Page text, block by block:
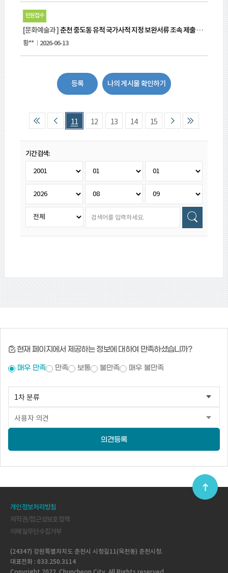
민원접수
[문화예술과 ] 춘천 중도동 유적 국가사적 지정 보완서류 조속 제출 및 춘천시장의 책임 있는 추진을 요청드립니다
황** 2026-06-13
등록 나의 게시물 확인하기
11 12 13 14 15
기간검색:
현재 페이지에서 제공하는 정보에 대하여 만족하셨습니까?
매우 만족 만족 보통 불만족 매우 불만족
의견등록
개인정보처리방침
저작권/접근성보호정책
이메일무단수집거부
(24347) 강원특별자치도 춘천시 시청길11(옥천동) 춘천시청.
대표전화 : 033.250.3114